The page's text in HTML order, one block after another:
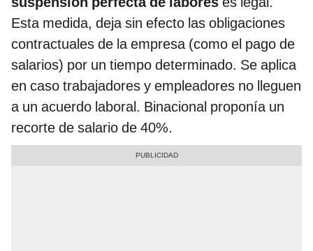
Esta medida, deja sin efecto las obligaciones
contractuales de la empresa (como el pago de
salarios) por un tiempo determinado. Se aplica
en caso trabajadores y empleadores no lleguen
a un acuerdo laboral. Binacional proponía un
recorte de salario de 40%.